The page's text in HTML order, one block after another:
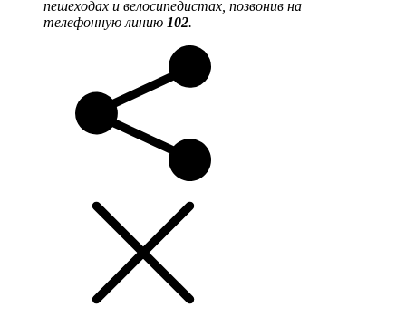
пешеходах и велосипедистах, позвонив на
телефонную линию 102.